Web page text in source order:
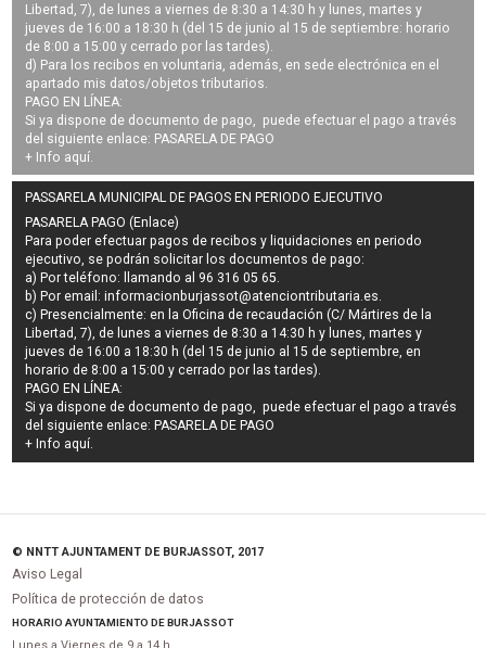
Libertad, 7), de lunes a viernes de 8:30 a 14:30 h y lunes, martes y
jueves de 16:00 a 18:30 h (del 15 de junio al 15 de septiembre: horario
de 8:00 a 15:00 y cerrado por las tardes).
d) Para los recibos en voluntaria, además, en sede electrónica en el
apartado mis datos/objetos tributarios.
PAGO EN LÍNEA:
Si ya dispone de documento de pago, puede efectuar el pago a través
del siguiente enlace: PASARELA DE PAGO
+ Info aquí.
PASSARELA MUNICIPAL DE PAGOS EN PERIODO EJECUTIVO
PASARELA PAGO (Enlace)
Para poder efectuar pagos derecibos y liquidaciones en periodo
ejecutivo, se podrán solicitar los documentos de pago:
a) Por teléfono: llamando al 96 316 05 65.
b) Por email:informacionburjassot@atenciontributaria.es.
c) Presencialmente: en la Oficina de recaudación (C/ Mártires de la
Libertad, 7), de lunes a viernes de 8:30 a 14:30 h y lunes, martes y
jueves de 16:00 a 18:30 h (del 15 de junio al 15 de septiembre, en
horario de 8:00 a 15:00 y cerrado por las tardes).
PAGO EN LÍNEA:
Si ya dispone de documento de pago, puede efectuar el pago a través
del siguiente enlace: PASARELA DE PAGO
+ Info aquí.
© NNTT AJUNTAMENT DE BURJASSOT, 2017
Aviso Legal
Política de protección de datos
HORARIO AYUNTAMIENTO DE BURJASSOT
Lunes a Viernes de 9 a 14 h